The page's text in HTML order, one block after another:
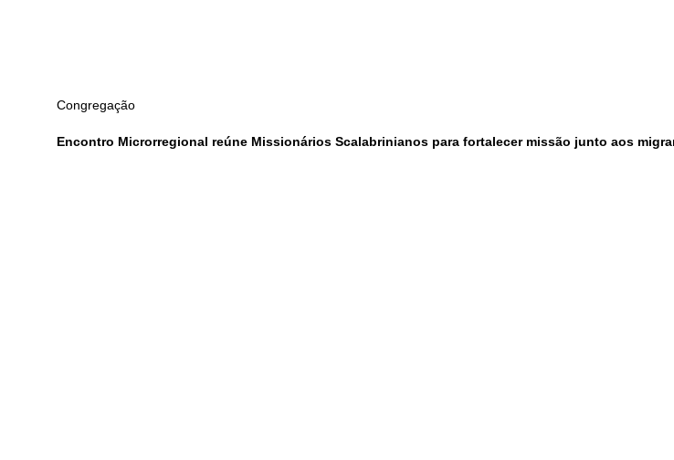
Congregação
Encontro Microrregional reúne Missionários Scalabrinianos para fortalecer missão junto aos